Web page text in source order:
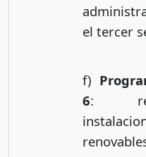
el tercer
f)
6: